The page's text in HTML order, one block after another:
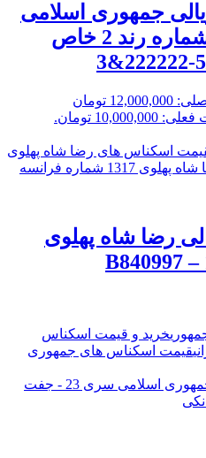
10000 ریالی جمهوری اسلامی
سری 23 – جفت شماره رند 2 خاص
قیمت اصلی: 12,000,000 تومان
تومان.
اسکناس های رضا شاه پهلوی
1000 ریالی رضا شاه پهلوی
خرید و قیمت اسکناس
قیمت اسکناس های جمهوری